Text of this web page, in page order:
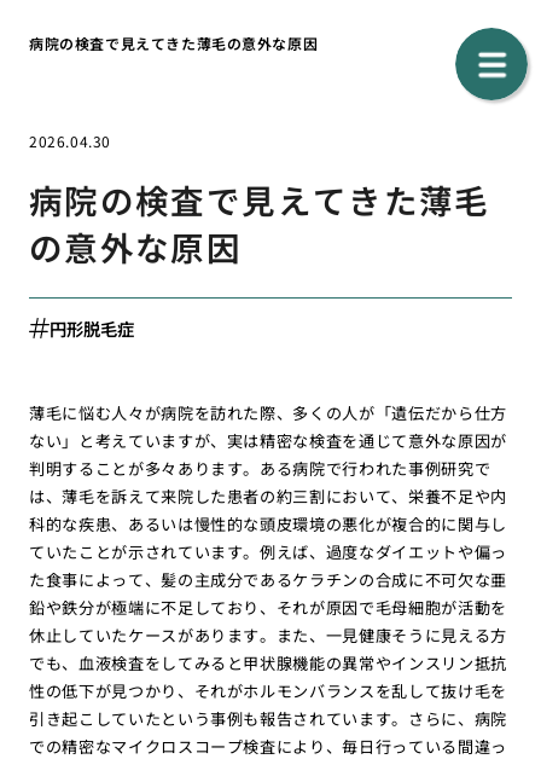
病院の検査で見えてきた薄毛の意外な原因
2026.04.30
病院の検査で見えてきた薄毛
の意外な原因
円形脱毛症
薄毛に悩む人々が病院を訪れた際、多くの人が「遺伝だから仕方
ない」と考えていますが、実は精密な検査を通じて意外な原因が
判明することが多々あります。ある病院で行われた事例研究で
は、薄毛を訴えて来院した患者の約三割において、栄養不足や内
科的な疾患、あるいは慢性的な頭皮環境の悪化が複合的に関与し
ていたことが示されています。例えば、過度なダイエットや偏っ
た食事によって、髪の主成分であるケラチンの合成に不可欠な亜
鉛や鉄分が極端に不足しており、それが原因で毛母細胞が活動を
休止していたケースがあります。また、一見健康そうに見える方
でも、血液検査をしてみると甲状腺機能の異常やインスリン抵抗
性の低下が見つかり、それがホルモンバランスを乱して抜け毛を
引き起こしていたという事例も報告されています。さらに、病院
での精密なマイクロスコープ検査により、毎日行っている間違っ